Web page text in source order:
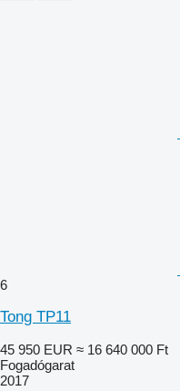
6
Tong TP11
45 950 EUR ≈ 16 640 000 Ft
Fogadógarat
2017